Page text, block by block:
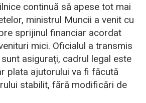
continuă să apese tot mai
ministrul Muncii a venit cu
sprijinul financiar acordat
mici. Oficialul a transmis
asigurați, cadrul legal este
plata ajutorului va fi făcută
stabilit, fără modificări de